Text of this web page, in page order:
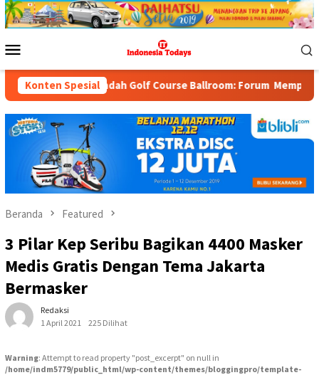
Loncat
ke
Mobile
Konten Spesial
Indah Golf Course Ballroom: Forum Mempertemukan
Beranda Featured
3 Pilar Kep Seribu Bagikan 4400 Masker
Medis Gratis Dengan Tema Jakarta
Bermasker
Redaksi
1 April 2021
225 Dilihat
Warning: Attempt to read property "post_excerpt" on null in
/home/indm5779/public_html/wp-content/themes/bloggingpro/template-